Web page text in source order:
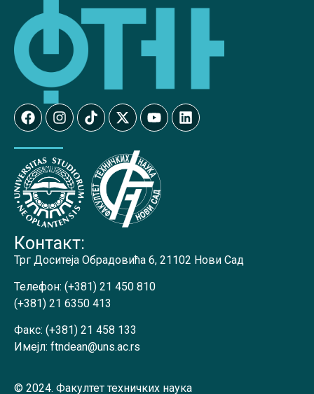
Контакт:
Трг Доситеја Обрадовића 6, 21102 Нови Сад
Телефон: (+381) 21 450 810
(+381) 21 6350 413
Факс: (+381) 21 458 133
Имејл: ftndean@uns.ac.rs
© 2024. Факултет техничких наука